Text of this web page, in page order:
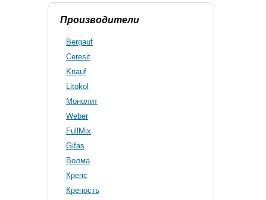
Производители
Bergauf
Ceresit
Knauf
Litokol
Монолит
Weber
FullMix
Gifas
Волма
Крепс
Крепость